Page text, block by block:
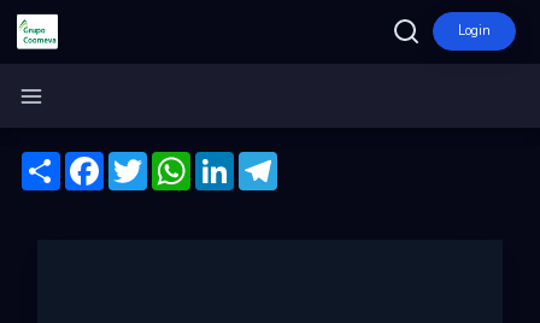
Login
Ecosistema
CompartirFacebook
TwitterWhatsApp
LinkedIn